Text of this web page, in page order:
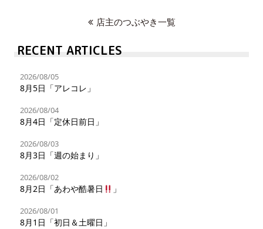
店主のつぶやき一覧
RECENT ARTICLES
2026/08/05
8月5日「アレコレ」
2026/08/04
8月4日「定休日前日」
2026/08/03
8月3日「週の始まり」
2026/08/02
8月2日「あわや酷暑日 」
2026/08/01
8月1日「初日＆土曜日」